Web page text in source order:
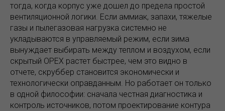
тогда, когда корпус уже дошел до предела простой
вентиляционной логики. Если аммиак, запахи, тяжелые
газы и пылегазовая нагрузка системно не
укладываются в управляемый режим, если зима
вынуждает выбирать между теплом и воздухом, если
скрытый OPEX растет быстрее, чем это видно в
отчете, скруббер становится экономически и
технологически оправданным. Но работает он только
в одной философии: сначала честная диагностика и
контроль источников, потом проектирование контура